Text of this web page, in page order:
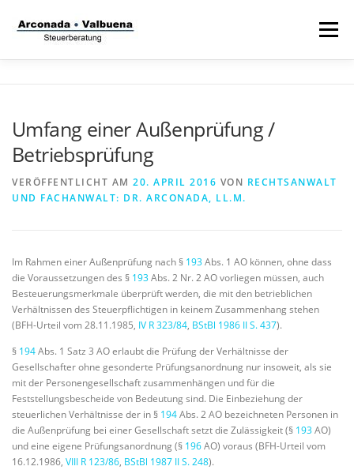
Inhalt
Menü
STRAFVERTEIDIGER
Umfang einer Außenprüfung /
Betriebsprüfung
VERÖFFENTLICHT AM 20. APRIL 2016 VON RECHTSANWALT
UND FACHANWALT: DR. ARCONADA, LL.M.
Im Rahmen einer Außenprüfung nach § 193Abs. 1 AO können, ohne dass
die Voraussetzungen des § 193Abs. 2 Nr. 2 AO vorliegen müssen, auch
Besteuerungsmerkmale überprüft werden, die mit den betrieblichen
Verhältnissen des Steuerpflichtigen in keinem Zusammenhang stehen
(BFH-Urteil vom 28.11.1985, IV R 323/84, BStBl 1986 II S. 437).
§ 194Abs. 1 Satz 3 AO erlaubt die Prüfung der Verhältnisse der
Gesellschafter ohne gesonderte Prüfungsanordnung nur insoweit, als sie
mit der Personengesellschaft zusammenhängen und für die
Feststellungsbescheide von Bedeutung sind. Die Einbeziehung der
steuerlichen Verhältnisse der in § 194Abs. 2 AO bezeichneten Personen in
die Außenprüfung bei einer Gesellschaft setzt die Zulässigkeit (§ 193AO)
und eine eigene Prüfungsanordnung (§ 196AO) voraus (BFH-Urteil vom
16.12.1986, VIII R 123/86, BStBl 1987 II S. 248).